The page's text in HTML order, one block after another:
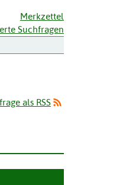
Merkzettel
Suchfragen
als RSS